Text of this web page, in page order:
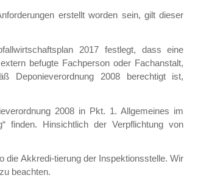
erstellt worden sein, gilt dieser
2017 festlegt, dass eine
befugte Fachperson oder Fachanstalt,
Deponieverordnung 2008 berechtigt ist,
2008 in Pkt. 1. Allgemeines im
finden. Hinsichtlich der Verpflichtung von
Akkredi-tierung der Inspektionsstelle. Wir
beachten.